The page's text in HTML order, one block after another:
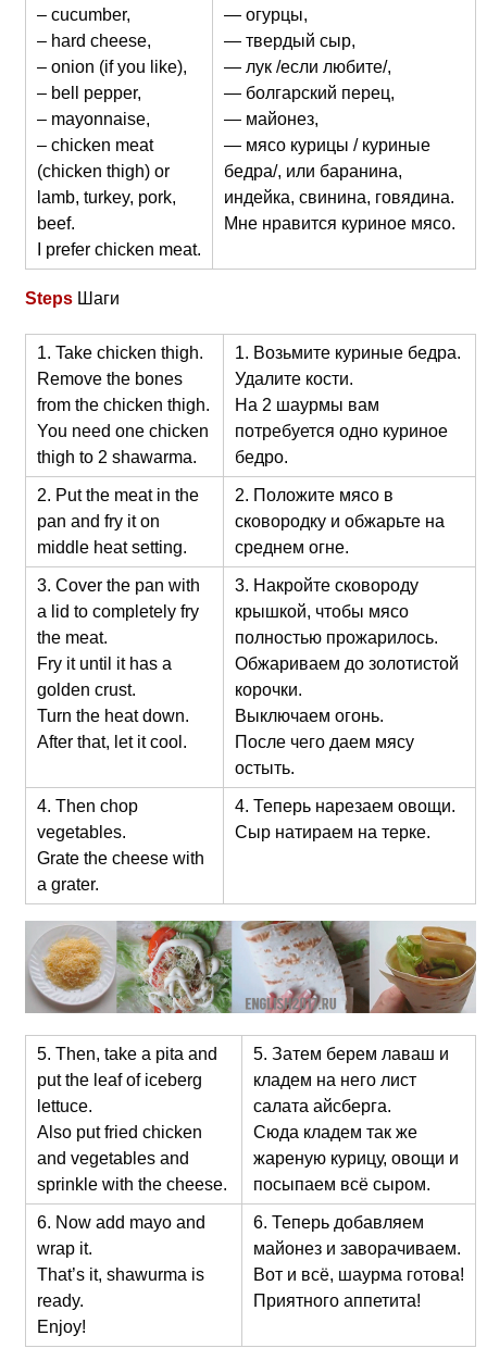
– cucumber,
– hard cheese,
– onion (if you like),
– bell pepper,
– mayonnaise,
– chicken meat
(chicken thigh) or
lamb, turkey, pork,
beef.
I prefer chicken meat.
— огурцы,
— твердый сыр,
— лук /если любите/,
— болгарский перец,
— майонез,
— мясо курицы / куриные
бедра/, или баранина,
индейка, свинина, говядина.
Мне нравится куриное мясо.
StepsШаги
1. Take chicken thigh.
Remove the bones
from the chicken thigh.
You need one chicken
thigh to 2 shawarma.
1. Возьмите куриные бедра.
Удалите кости.
На 2 шаурмы вам
потребуется одно куриное
бедро.
2. Put the meat in the
pan and fry it on
middle heat setting.
2. Положите мясо в
сковородку и обжарьте на
среднем огне.
3. Cover the pan with
a lid to completely fry
the meat.
Fry it until it has a
golden crust.
Turn the heat down.
After that, let it cool.
3. Накройте сковороду
крышкой, чтобы мясо
полностью прожарилось.
Обжариваем до золотистой
корочки.
Выключаем огонь.
После чего даем мясу
остыть.
4. Then chop
vegetables.
Grate the cheese with
a grater.
4. Теперь нарезаем овощи.
Сыр натираем на терке.
5. Then, take a pita and
put the leaf of iceberg
lettuce.
Also put fried chicken
and vegetables and
sprinkle with the cheese.
5. Затем берем лаваш и
кладем на него лист
салата айсберга.
Сюда кладем так же
жареную курицу, овощи и
посыпаем всё сыром.
6. Now add mayo and
wrap it.
That’s it, shawurma is
ready.
Enjoy!
6. Теперь добавляем
майонез и заворачиваем.
Вот и всё, шаурма готова!
Приятного аппетита!